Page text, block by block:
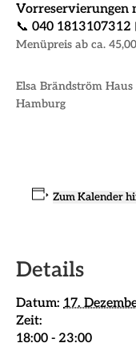
Vorreservierungen
📞 040
Menüpreis ab ca.
Elsa Brändström Haus
Hamburg
Zum Kalender
Details
Datum: 17.
Zeit:
18:00 - 23:00